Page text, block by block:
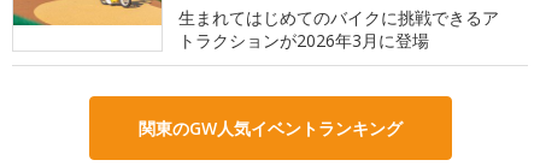
生まれてはじめてのバイクに挑戦できるア
トラクションが2026年3月に登場
関東のGW人気イベントランキング